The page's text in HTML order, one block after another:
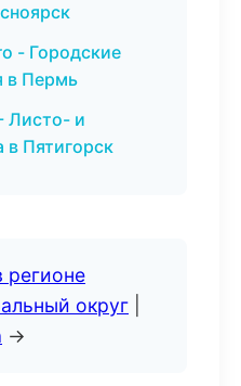
- Городские
в Пермь
Листо- и
в Пятигорск
регионе
округ
→